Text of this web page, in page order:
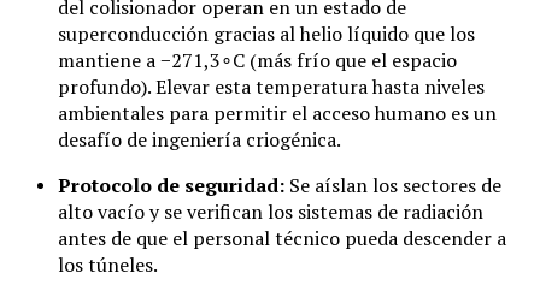
del colisionador operan en un estado de
superconducción gracias al helio líquido que los
mantiene a−271,3∘C (más frío que el espacio
profundo). Elevar esta temperatura hasta niveles
ambientales para permitir el acceso humano es un
desafío de ingeniería criogénica.
Protocolo de seguridad: Se aíslan los sectores de
alto vacío y se verifican los sistemas de radiación
antes de que el personal técnico pueda descender a
los túneles.